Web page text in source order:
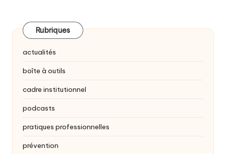
Rubriques
actualités
boîte à outils
cadre institutionnel
podcasts
pratiques professionnelles
prévention